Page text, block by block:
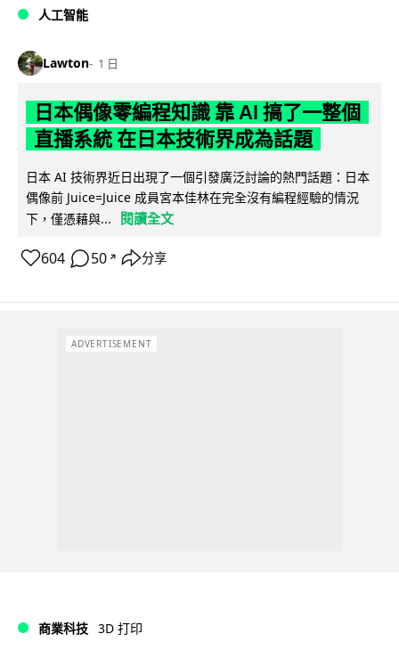
人工智能
Lawton 1 日
日本偶像零編程知識 靠 AI 搞了一整個
直播系統 在日本技術界成為話題
日本 AI 技術界近日出現了一個引發廣泛討論的熱門話題：日本
偶像前 Juice=Juice 成員宮本佳林在完全沒有編程經驗的情況
下，僅憑藉與...
閱讀全文
604 50 ↗ 分享
ADVERTISEMENT
商業科技 3D 打印